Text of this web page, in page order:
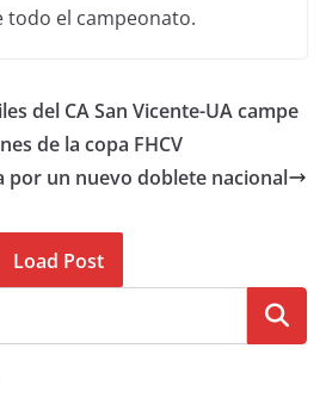
todo el campeonato.
del CA San Vicente-UA campe
de la copa FHCV
por un nuevo doblete nacional
Load Post